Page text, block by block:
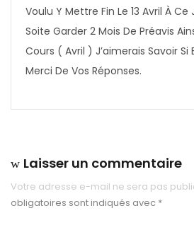
Voulu Y Mettre Fin Le 13 Avril À
Soite Garder 2 Mois De Préavis
Cours ( Avril ) J’aimerais Savoir Si
Merci De Vos Réponses.
Laisser un commentaire
Votre adresse e-mail ne sera pas
obligatoires sont indiqués avec *